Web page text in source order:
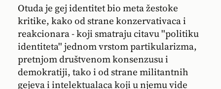
Otuda je gej identitet bio meta žestoke
kritike, kako od strane konzervativaca i
reakcionara - koji smatraju citavu ''politiku
identiteta'' jednom vrstom partikularizma,
pretnjom društvenom konsenzusu i
demokratiji, tako i od strane militantnih
gejeva i intelektualaca koji u njemu vide